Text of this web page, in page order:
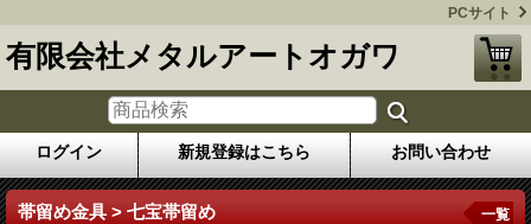
PCサイト
有限会社メタルアートオガワ
ログイン 新規登録はこちら お問い合わせ
帯留め金具 > 七宝帯留め 一覧